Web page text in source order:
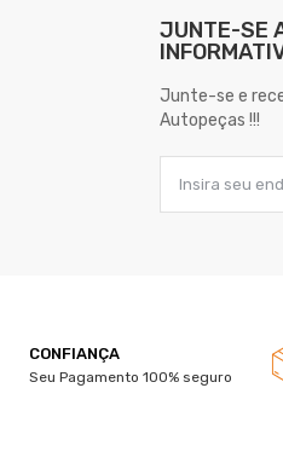
JUNTE-SE
Junte-se e
Autopeças !!!
CONFIANÇA
Seu Pagamento 100% seguro